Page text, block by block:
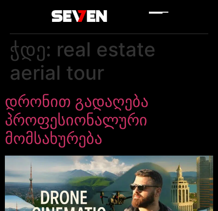
ჭდე: real estate
aerial tour
დრონით გადაღება
პროფესიონალური
მომსახურება